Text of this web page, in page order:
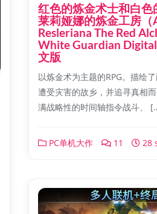
红色的炼金术士和白色
莱莉娅娜的炼金工房
Resleriana The Red
White Guardian
文版
以炼金术为主题的RPG。描绘
遭受灾害的故乡，并追寻真相
满战略性的时间轴指令战斗、
PC单机大作 11 28